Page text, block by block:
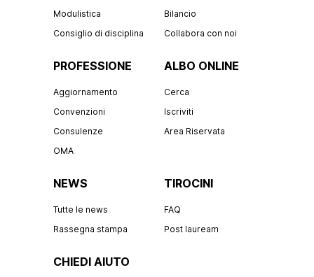
Modulistica
Consiglio di disciplina
Bilancio
Collabora con noi
PROFESSIONE
Aggiornamento
Convenzioni
Consulenze
OMA
ALBO ONLINE
Cerca
Iscriviti
Area Riservata
NEWS
Tutte le news
Rassegna stampa
TIROCINI
FAQ
Post lauream
CHIEDI AIUTO